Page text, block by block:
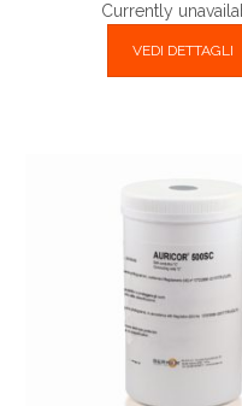
Currently
VEDI DETTAGLI